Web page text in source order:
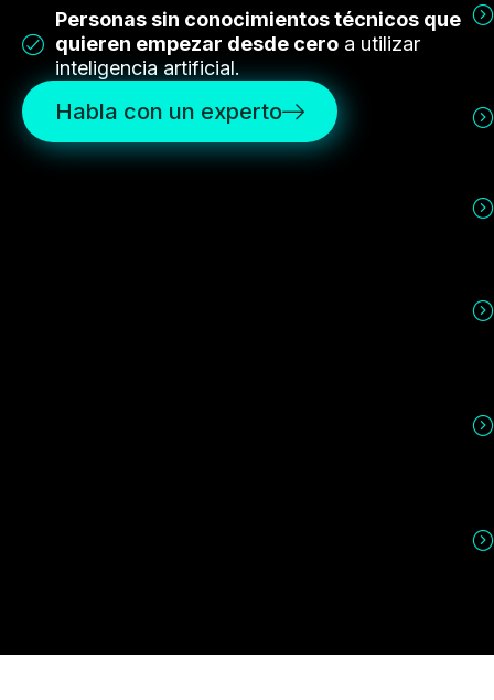
Personas sin conocimientos técnicos que
quieren empezar desde cero a utilizar
inteligencia artificial.
Habla con un experto